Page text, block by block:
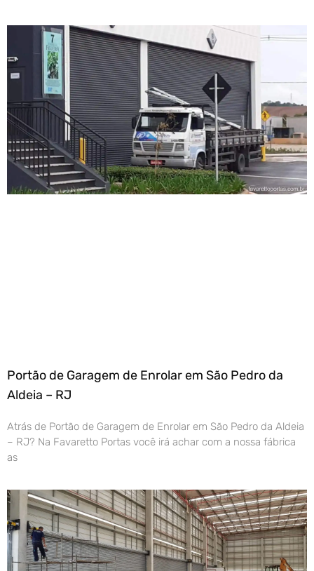
Portão de Garagem de Enrolar em São Pedro da
Aldeia – RJ
Atrás de Portão de Garagem de Enrolar em São Pedro da Aldeia
– RJ? Na Favaretto Portas você irá achar com a nossa fábrica
as